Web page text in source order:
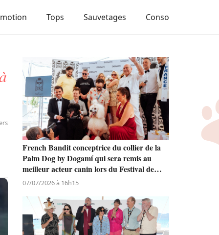
Tops Sauvetages Conso
French Bandit conceptrice du collier de la
Palm Dog by Dogamí qui sera remis au
meilleur acteur canin lors du Festival de
Cannes
07/07/2026 à 16h15